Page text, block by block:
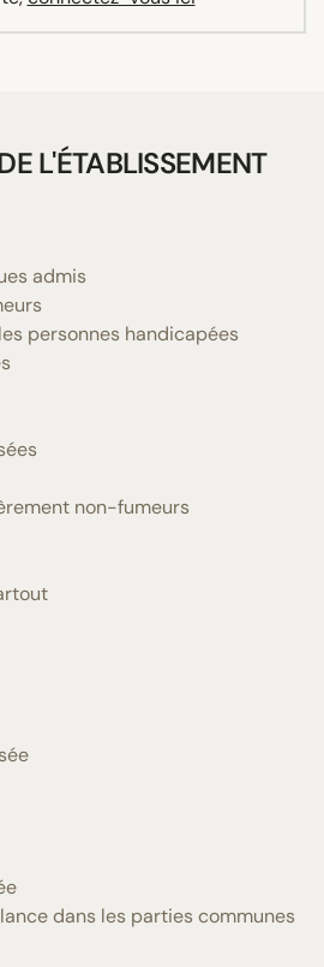
L'ÉTABLISSEMENT
admis
personnes handicapées
non-fumeurs
dans les parties communes